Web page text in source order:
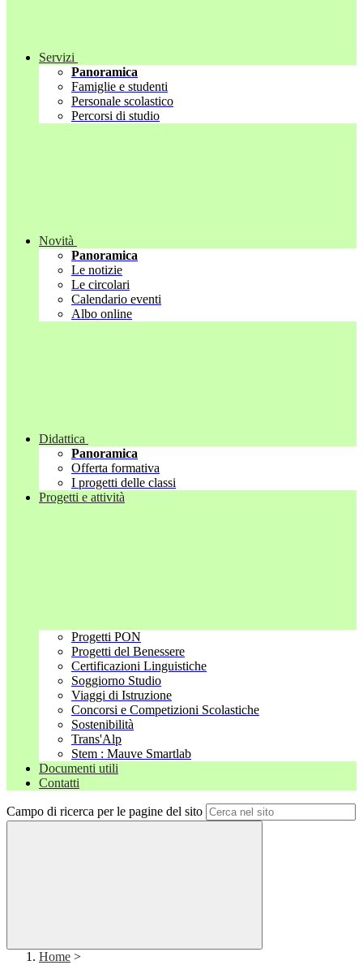
Servizi
Panoramica
Famiglie e studenti
Personale scolastico
Percorsi di studio
Novità
Panoramica
Le notizie
Le circolari
Calendario eventi
Albo online
Didattica
Panoramica
Offerta formativa
I progetti delle classi
Progetti e attività
Progetti PON
Progetti del Benessere
Certificazioni Linguistiche
Soggiorno Studio
Viaggi di Istruzione
Concorsi e Competizioni Scolastiche
Sostenibilità
Trans'Alp
Stem : Mauve Smartlab
Documenti utili
Contatti
Campo di ricerca per le pagine del sito
Home >